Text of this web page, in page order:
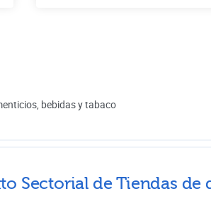
bebidas y tabaco
Sectorial de Tiendas de